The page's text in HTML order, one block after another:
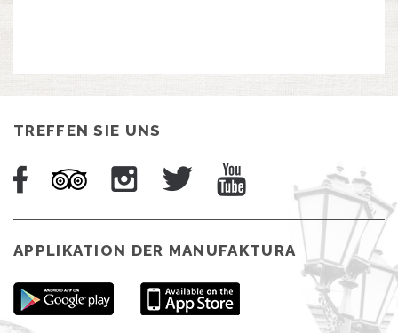
TREFFEN SIE UNS
APPLIKATION DER MANUFAKTURA